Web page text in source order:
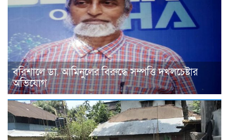
বরিশালে ডা. আমিনুলের বিরুদ্ধে সম্পত্তি দখলচেষ্টার
অভিযোগ